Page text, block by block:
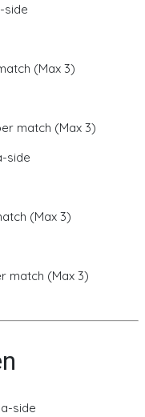
side
(Max 3)
match (Max 3)
side
(Max 3)
match (Max 3)
side